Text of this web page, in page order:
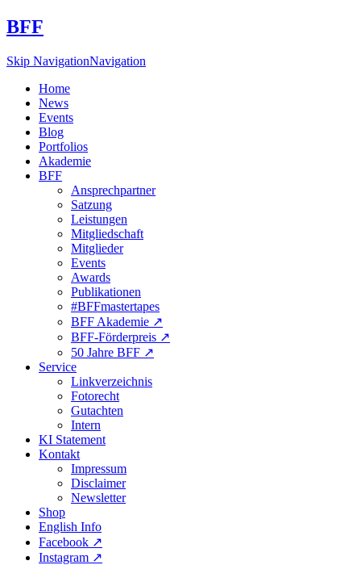
BFF
Skip NavigationNavigation
Home
News
Events
Blog
Portfolios
Akademie
BFF
Ansprechpartner
Satzung
Leistungen
Mitgliedschaft
Mitglieder
Events
Awards
Publikationen
#BFFmastertapes
BFF Akademie ↗︎
BFF-Förderpreis ↗︎
50 Jahre BFF ↗︎
Service
Linkverzeichnis
Fotorecht
Gutachten
Intern
KI Statement
Kontakt
Impressum
Disclaimer
Newsletter
Shop
English Info
Facebook ↗︎
Instagram ↗︎